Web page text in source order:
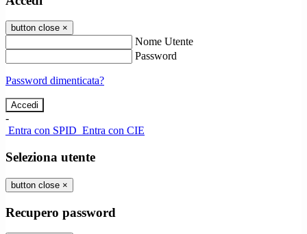
button close ×
Nome Utente
Password
Password dimenticata?
-
Entra con SPID Entra con CIE
Seleziona utente
button close ×
Recupero password